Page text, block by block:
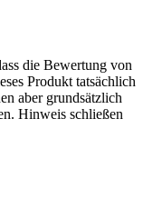
die Bewertung von
Produkt tatsächlich
aber grundsätzlich
Hinweis schließen